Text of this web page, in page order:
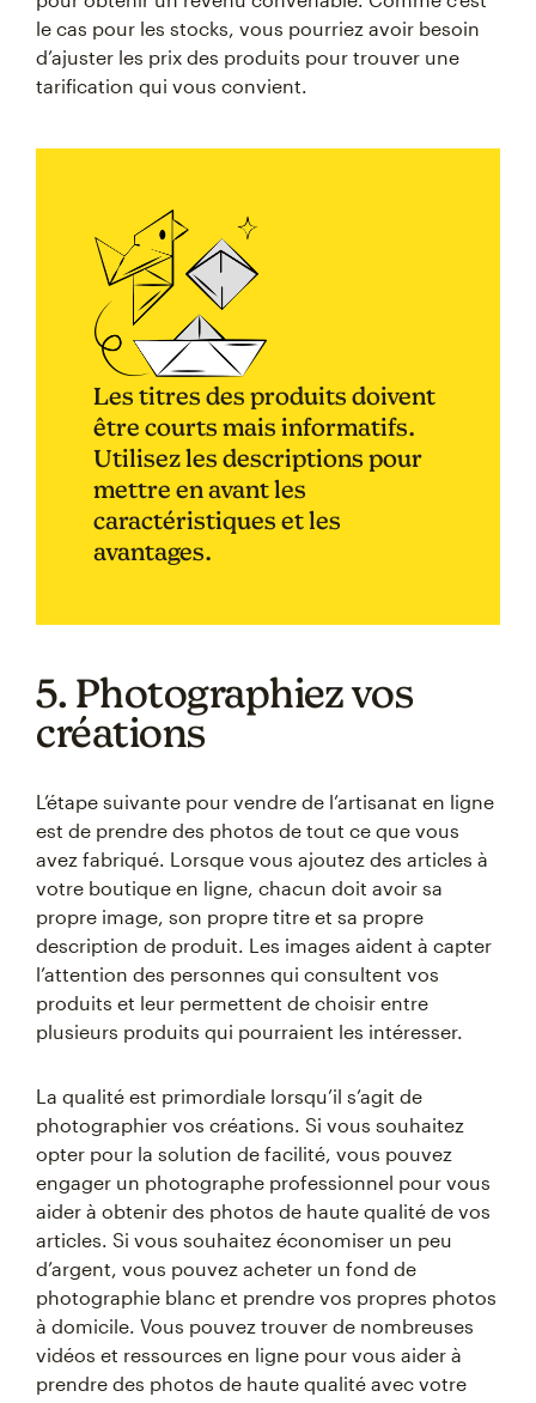
le cas pour les stocks, vous pourriez avoir besoin
d’ajuster les prix des produits pour trouver une
tarification qui vous convient.
Les titres des produits doivent
être courts mais informatifs.
Utilisez les descriptions pour
mettre en avant les
caractéristiques et les
avantages.
5. Photographiez vos
créations
L’étape suivante pour vendre de l’artisanat en ligne
est de prendre des photos de tout ce que vous
avez fabriqué. Lorsque vous ajoutez des articles à
votre boutique en ligne, chacun doit avoir sa
propre image, son propre titre et sa propre
description de produit. Les images aident à capter
l’attention des personnes qui consultent vos
produits et leur permettent de choisir entre
plusieurs produits qui pourraient les intéresser.
La qualité est primordiale lorsqu’il s’agit de
photographier vos créations. Si vous souhaitez
opter pour la solution de facilité, vous pouvez
engager un photographe professionnel pour vous
aider à obtenir des photos de haute qualité de vos
articles. Si vous souhaitez économiser un peu
d’argent, vous pouvez acheter un fond de
photographie blanc et prendre vos propres photos
à domicile. Vous pouvez trouver de nombreuses
vidéos et ressources en ligne pour vous aider à
prendre des photos de haute qualité avec votre